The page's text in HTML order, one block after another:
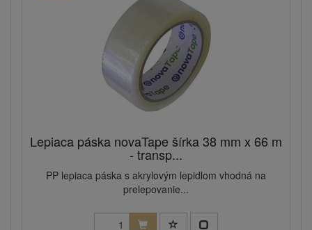
Lepiaca páska novaTape šírka 38 mm x 66 m
- transp...
PP lepiaca páska s akrylovým lepidlom vhodná na
prelepovanie...